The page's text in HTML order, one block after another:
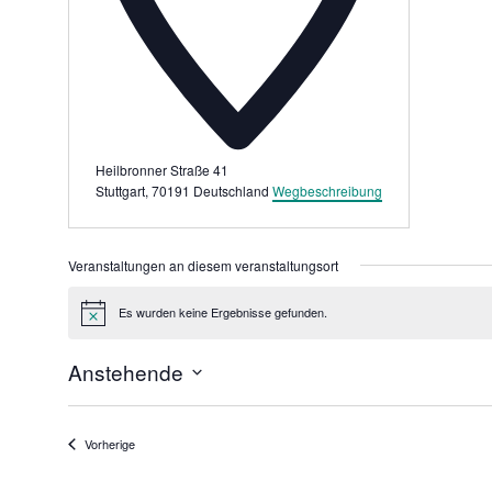
Württemberg
e.V.
Heilbronner Straße 41
Stuttgart, 70191 Deutschland Wegbeschreibung
Veranstaltungen an diesem veranstaltungsort
HinweisEs wurden keine Ergebnisse gefunden.
Anstehende
VorherigeVeranstaltungen